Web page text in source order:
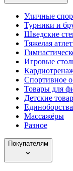
Уличные
Турники и
Шведские
Тяжелая
Игровые
Спортивное
Товары для
Детские
Единоборства
Массажёры
Разное
Покупателям